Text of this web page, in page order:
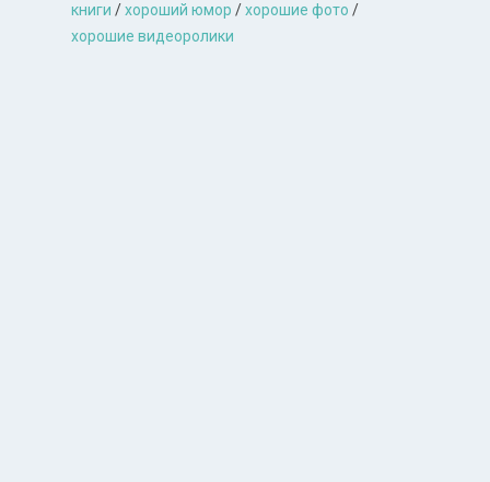
книги /хороший юмор /хорошие фото /
хорошие видеоролики